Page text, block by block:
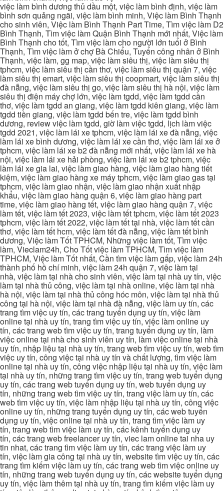
việc làm bình dương thủ dầu một, việc làm bình định, việc làm
bình sơn quảng ngãi, việc làm bình minh, Việc làm Bình Thạnh
cho sinh viên, Việc làm Bình Thạnh Part Time, Tìm việc làm D2
Bình Thạnh, Tìm việc làm Quận Bình Thạnh mới nhất, Việc làm
Bình Thạnh cho tốt, Tìm việc làm cho người lớn tuổi ở Bình
Thạnh, Tìm việc làm ở chợ Bà Chiểu, Tuyển công nhân ở Bình
Thạnh, việc làm, gg map, việc làm siêu thị, việc làm siêu thị
tphcm, việc làm siêu thị cần thơ, việc làm siêu thị quận 7, việc
làm siêu thị emart, việc làm siêu thị coopmart, việc làm siêu thị
đà nẵng, việc làm siêu thị go, việc làm siêu thị hà nội, việc làm
siêu thị điện máy chợ lớn, việc làm tgdd, việc làm tgdd cần
thơ, việc làm tgdd an giang, việc làm tgdd kiên giang, việc làm
tgdd tiền giang, việc làm tgdd bến tre, việc làm tgdd bình
dương, review việc làm tgdd, giờ làm việc tgdd, lịch làm việc
tgdd 2021, việc làm lái xe tphcm, việc làm lái xe đà nẵng, việc
làm lái xe bình dương, việc làm lái xe cần thơ, việc làm lái xe ở
tphcm, việc làm lái xe b2 đà nẵng mới nhất, việc làm lái xe hà
nội, việc làm lái xe hải phòng, việc làm lái xe b2 tphcm, việc
làm lái xe gia lai, việc làm giao hàng, việc làm giao hàng tiết
kiệm, việc làm giao hàng xe máy tphcm, việc làm giao gas tại
tphcm, việc làm giao nhận, việc làm giao nhận xuất nhập
khẩu, việc làm giao hàng quận 6, việc làm giao hàng part
time, việc làm giao hàng tết, việc làm giao hàng quận 7, việc
làm tết, việc làm tết 2023, việc làm tết tphcm, việc làm tết 2023
tphcm, việc làm tết 2022, việc làm tết tại nhà, việc làm tết cần
thơ, việc làm tết hcm, việc làm tết đà nẵng, việc làm tết bình
dương, Việc làm Tốt TPHCM, Những việc làm tốt, Tìm việc
làm, Vieclam24h, Cho Tốt việc làm TPHCM, Tìm việc làm
TPHCM, Việc làm Tốt nhất, Cần tìm việc làm gấp, việc làm 24h
thành phố hồ chí minh, việc làm 24h quận 7, việc làm tại
nhà, việc làm tại nhà cho sinh viên, việc làm tại nhà uy tín, việc
làm tại nhà thủ công, việc làm tại nhà online, việc làm tại nhà
hà nội, việc làm tại nhà thủ công hóc môn, việc làm tại nhà thủ
công tại hà nội, việc làm tại nhà đà nẵng, việc làm uy tín, các
trang tìm việc uy tín, các trang tuyển dụng uy tín, việc làm
online tại nhà uy tín, trang tìm việc uy tín, việc làm online uy
tín, các trang web tìm việc uy tín, trang tuyển dụng uy tín, làm
việc online tại nhà cho sinh viên uy tín, làm việc online tại nhà
uy tín, nhập liệu tại nhà uy tín, trang web tìm việc uy tín, web tìm
việc uy tín, công việc tại nhà uy tín và chất lượng, tìm việc làm
online tại nhà uy tín, công việc nhập liệu tại nhà uy tín, việc làm
tại nhà uy tín, những trang tìm việc uy tín, trang web tuyển dụng
uy tín, các trang web tuyển dụng uy tín, web tuyển dụng uy
tín, những trang web tìm việc uy tín, trang việc làm uy tín, các
web tìm việc uy tín, việc làm nhập liệu tại nhà uy tín, công việc
online uy tín, những trang tuyển dụng uy tín, các web tuyển
dụng uy tín, việc online tại nhà uy tín, trang tìm việc làm uy
tín, trang web tìm việc làm uy tín, các kênh tuyển dụng uy
tín, các trang web freelancer uy tín, viec lam online tai nha uy
tin nhat, các trang tìm việc làm uy tín, các trang việc làm uy
tín, việc làm gia công tại nhà uy tín, website tìm việc uy tín, các
trang tìm kiếm việc làm uy tín, các trang web tìm việc online uy
tín, những trang web tuyển dụng uy tín, các website tuyển dụng
uy tín, việc làm thêm tại nhà uy tín, trang tìm kiếm việc làm uy